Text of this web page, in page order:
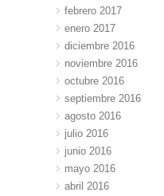
febrero 2017
enero 2017
diciembre 2016
noviembre 2016
octubre 2016
septiembre 2016
agosto 2016
julio 2016
junio 2016
mayo 2016
abril 2016